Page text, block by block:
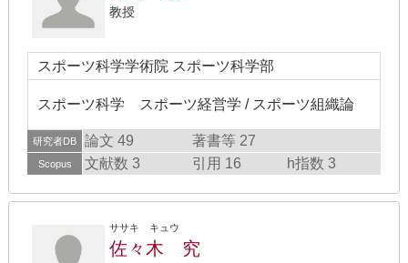
教授
スポーツ科学学術院 スポーツ科学部
スポーツ科学 スポーツ経営学 / スポーツ組織論
研究者DB 論文 49 著書等 27
Scopus 文献数 3 引用 16 h指数 3
ササキ キュウ
佐々木 究